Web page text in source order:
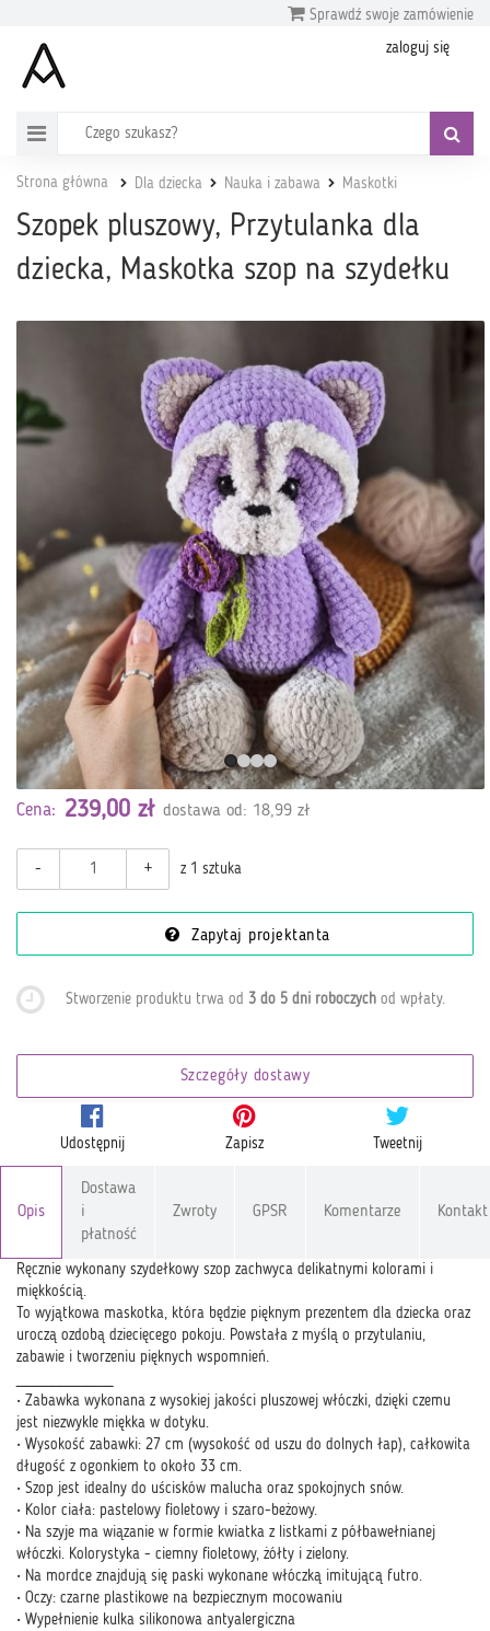
Sprawdź swoje zamówienie
zaloguj się
Strona główna Dla dziecka Nauka i zabawa Maskotki
Szopek pluszowy, Przytulanka dla
dziecka, Maskotka szop na szydełku
Cena: 239,00 zł dostawa od: 18,99 zł
- + z 1 sztuka
Zapytaj projektanta
Stworzenie produktu trwa od3 do 5 dni roboczych od wpłaty.
Szczegóły dostawy
Udostępnij Zapisz Tweetnij
Opis
Dostawa
i
płatność
Zwroty GPSR Komentarze Kontakt
Ręcznie wykonany szydełkowy szop zachwyca delikatnymi kolorami i
miękkością.
To wyjątkowa maskotka, która będzie pięknym prezentem dla dziecka oraz
uroczą ozdobą dziecięcego pokoju. Powstała z myślą o przytulaniu,
zabawie i tworzeniu pięknych wspomnień.
• Zabawka wykonana z wysokiej jakości pluszowej włóczki, dzięki czemu
jest niezwykle miękka w dotyku.
• Wysokość zabawki: 27 cm (wysokość od uszu do dolnych łap), całkowita
długość z ogonkiem to około 33 cm.
• Szop jest idealny do uścisków malucha oraz spokojnych snów.
• Kolor ciała: pastelowy fioletowy i szaro-beżowy.
• Na szyje ma wiązanie w formie kwiatka z listkami z półbawełnianej
włóczki. Kolorystyka - ciemny fioletowy, żółty i zielony.
• Na mordce znajdują się paski wykonane włóczką imitującą futro.
• Oczy: czarne plastikowe na bezpiecznym mocowaniu
• Wypełnienie kulka silikonowa antyalergiczna